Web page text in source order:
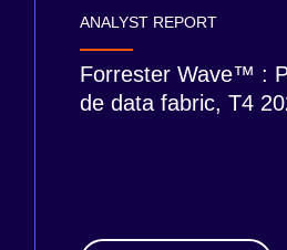
ANALYST REPORT
Forrester Wave™ :
de data fabric, T4